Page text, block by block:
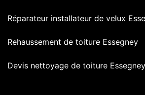
Réparateur installateur de velux
Rehaussement de toiture Essegney
Devis nettoyage de toiture Essegney